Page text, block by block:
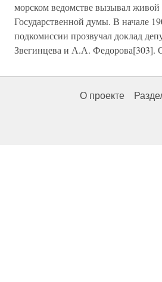
морском ведомстве вызывал живой
Государственной думы. В начале
подкомиссии прозвучал доклад
Звегинцева и А.А. Федорова[303].
О проекте